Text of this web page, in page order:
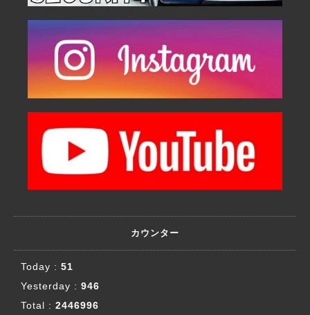
カウンター
Today : 51
Yesterday : 946
Total : 2446996